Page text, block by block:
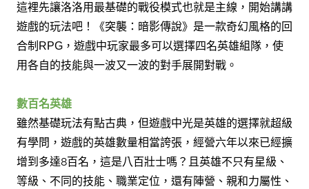
這裡先讓洛洛用最基礎的戰役模式也就是主線， 開始講講
遊戲的玩法吧！
《突襲：暗影傳說》是一款奇幻風格的回
合制 RPG， 遊戲中玩家最多可以選擇四名英雄組隊， 使
用各自的技能與一波又一波的對手展開對戰。
數百名英雄
雖然基礎玩法有點古典， 但遊戲中光是英雄的選擇就超級
有學問， 遊戲的英雄數量相當誇張，經營六年以來已經擴
增到多達8百名，這是八百壯士嗎？ 且英雄不只有星級、
等級、不同的技能、職業定位， 還有陣營、親和力屬性、